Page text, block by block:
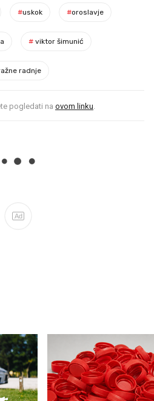
#uskok #oroslavje
# viktor šimunić
radnje
pogledati na ovom linku.
Ad